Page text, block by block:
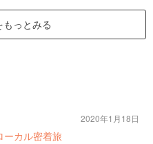
っとみる
ーカル密着旅
2020年1月18日